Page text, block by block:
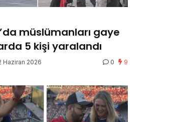
müslümanları gaye
5 kişi yaralandı
Haziran 2026 0 9